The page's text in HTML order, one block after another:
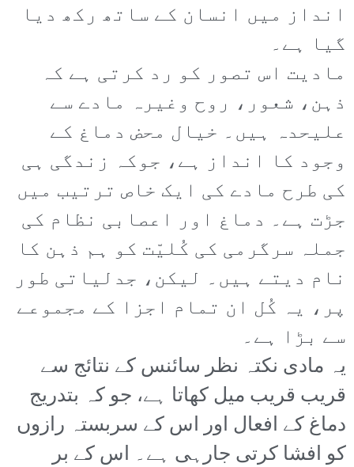
انداز میں انسان کے ساتھ رکھ دیا
گیا ہے۔
مادیت اس تصور کو رد کرتی ہے کہ
ذہن، شعور، روح وغیرہ مادے سے
علیحدہ ہیں۔ خیال محض دماغ کے
وجود کا انداز ہے، جوکہ زندگی ہی
کی طرح مادے کی ایک خاص ترتیب میں
جڑت ہے۔ دماغ اور اعصابی نظام کی
جملہ سرگرمی کی کُلیّت کو ہم ذہن کا
نام دیتے ہیں۔ لیکن، جدلیاتی طور
پر، یہ کُل ان تمام اجزا کے مجموعے
سے بڑا ہے۔
یہ مادی نکتہ نظر سائنس کے نتائج سے
قریب قریب میل کھاتا ہے، جو کہ بتدریج
دماغ کے افعال اور اس کے سربستہ رازوں
کو افشا کرتی جارہی ہے۔ اس کے بر